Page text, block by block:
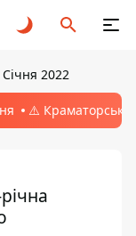
2022
⚠️ Краматорськ,